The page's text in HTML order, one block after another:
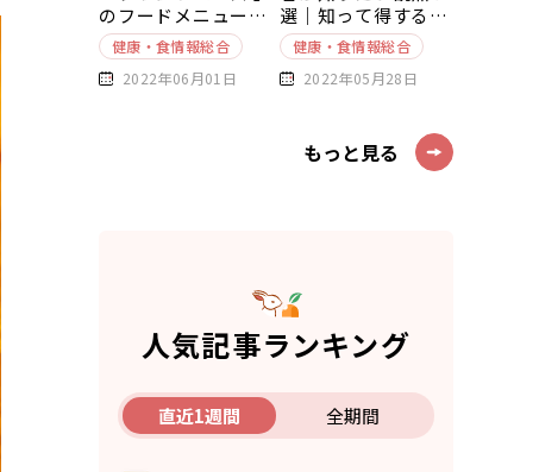
のフードメニューが
新発売
健康・食情報総合
2022年06月01日
選｜知って得する豆
知識～基本編～
健康・食情報総合
2022年05月28日
もっと見る
人気記事ランキング
直近1週間 全期間